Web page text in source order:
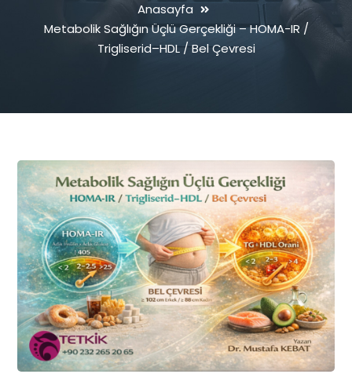
Anasayfa
Metabolik Sağlığın Üçlü Gerçekliği – HOMA-IR /
Trigliserid–HDL / Bel Çevresi